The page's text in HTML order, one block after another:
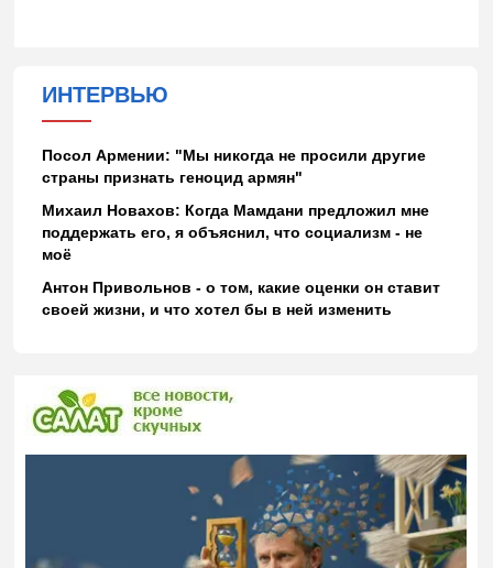
ИНТЕРВЬЮ
Посол Армении: "Мы никогда не просили другие
страны признать геноцид армян"
Михаил Новахов: Когда Мамдани предложил мне
поддержать его, я объяснил, что социализм - не
моё
Антон Привольнов - о том, какие оценки он ставит
своей жизни, и что хотел бы в ней изменить